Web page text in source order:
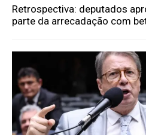
Retrospectiva: deputados
parte da arrecadação com